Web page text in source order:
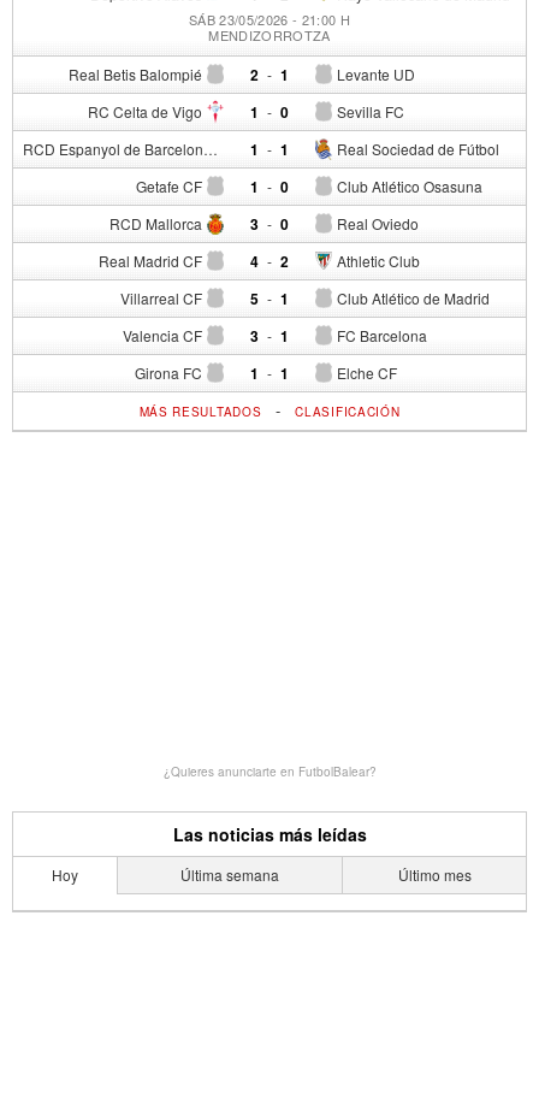
SÁB 23/05/2026 - 21:00 H
MENDIZORROTZA
Real Betis Balompié 2 - Levante UD
1
RC Celta de Vigo 1 - Sevilla FC
0
RCD Espanyol de Barcelona 1 - Real Sociedad de Fútbol
1
Getafe CF 1 - Club Atlético Osasuna
0
RCD Mallorca 3 - Real Oviedo
0
Real Madrid CF 4 - Athletic Club
2
Villarreal CF 5 - Club Atlético de Madrid
1
Valencia CF 3 - FC Barcelona
1
Girona FC 1 - Elche CF
1
MÁS RESULTADOS -CLASIFICACIÓN
¿Quieres anunciarte en FutbolBalear?
Las noticias más leídas
Hoy Última semana Último mes